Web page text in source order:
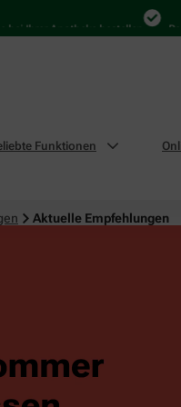
Apotheke bestellen Bequem
Funktionen
Aktuelle Empfehlungen